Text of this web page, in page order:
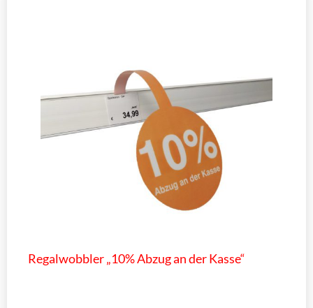
Regalwobbler „10% Abzug an der Kasse“